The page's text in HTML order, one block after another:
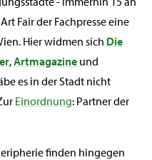
Fair der Fachpresse eine
Hier widmen sich Die
,Artmagazine und
es in der Stadt nicht
Einordnung: Partner der
finden hingegen